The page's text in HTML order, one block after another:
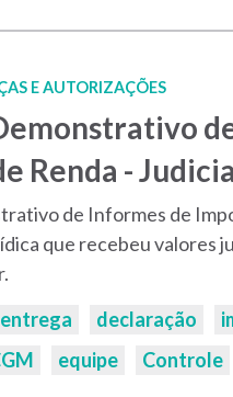
E AUTORIZAÇÕES
Renda -
de Informes de
que recebeu valores
entrega declaração
equipe Controle